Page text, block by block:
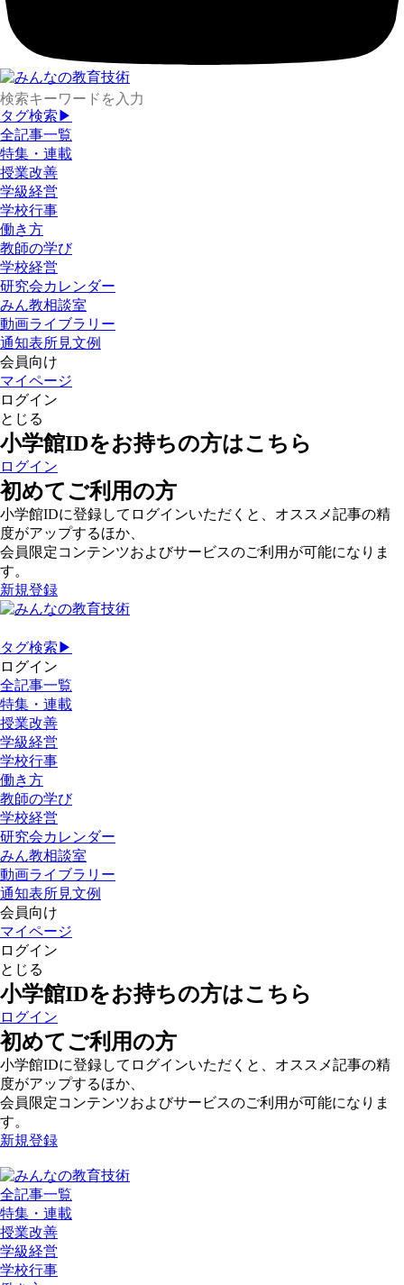
タグ検索▶
全記事一覧
特集・連載
授業改善
学級経営
学校行事
働き方
教師の学び
学校経営
研究会カレンダー
みん教相談室
動画ライブラリー
通知表所見文例
会員向け
マイページ
ログイン
とじる
小学館IDをお持ちの方はこちら
ログイン
初めてご利用の方
小学館IDに登録してログインいただくと、オススメ記事の精
度がアップするほか、
会員限定コンテンツおよびサービスのご利用が可能になりま
す。
新規登録
タグ検索▶
ログイン
全記事一覧
特集・連載
授業改善
学級経営
学校行事
働き方
教師の学び
学校経営
研究会カレンダー
みん教相談室
動画ライブラリー
通知表所見文例
会員向け
マイページ
ログイン
とじる
小学館IDをお持ちの方はこちら
ログイン
初めてご利用の方
小学館IDに登録してログインいただくと、オススメ記事の精
度がアップするほか、
会員限定コンテンツおよびサービスのご利用が可能になりま
す。
新規登録
全記事一覧
特集・連載
授業改善
学級経営
学校行事